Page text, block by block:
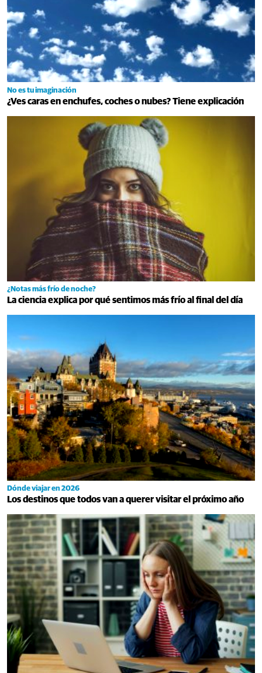
No es tu imaginación
¿Ves caras en enchufes, coches o nubes? Tiene explicación
¿Notas más frío de noche?
La ciencia explica por qué sentimos más frío al final del día
Dónde viajar en 2026
Los destinos que todos van a querer visitar el próximo año